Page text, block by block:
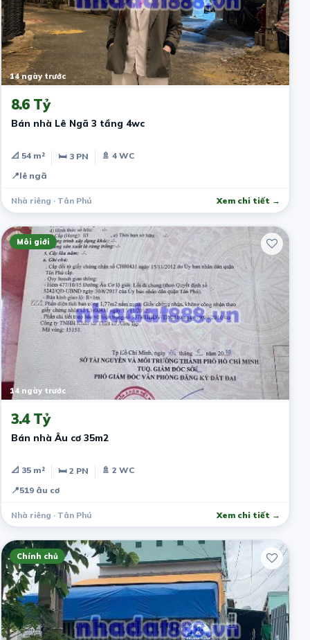
14 ngày trước
8.6 Tỷ
Bán nhà Lê Ngã 3 tầng 4wc
📐 54 m² 🛏 3 PN
🚿 4 WC
📍lê ngã
Nhà riêng · Tân Phú Xem chi tiết →
Môi giới
14 ngày trước
3.4 Tỷ
Bán nhà Âu cơ 35m2
📐 35 m² 🛏 2 PN
🚿 2 WC
📍519 âu cơ
Nhà riêng · Tân Phú Xem chi tiết →
Chính chủ